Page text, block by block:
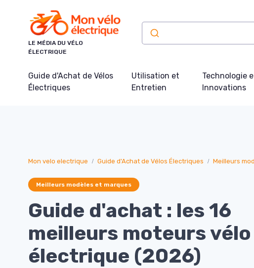
LE MÉDIA DU VÉLO
ÉLECTRIQUE
Guide d'Achat de Vélos
Électriques
Utilisation et
Entretien
Technologie
Innovations
Mon velo electrique Guide d'Achat de Vélos Électriques Meilleurs
Meilleurs modèles et marques
Guide d'achat : les 16
meilleurs moteurs vélo
électrique (2026)